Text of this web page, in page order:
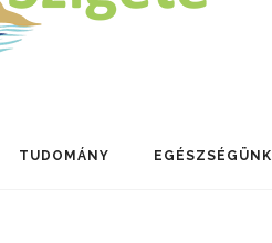
TUDOMÁNY EGÉSZSÉGÜNK